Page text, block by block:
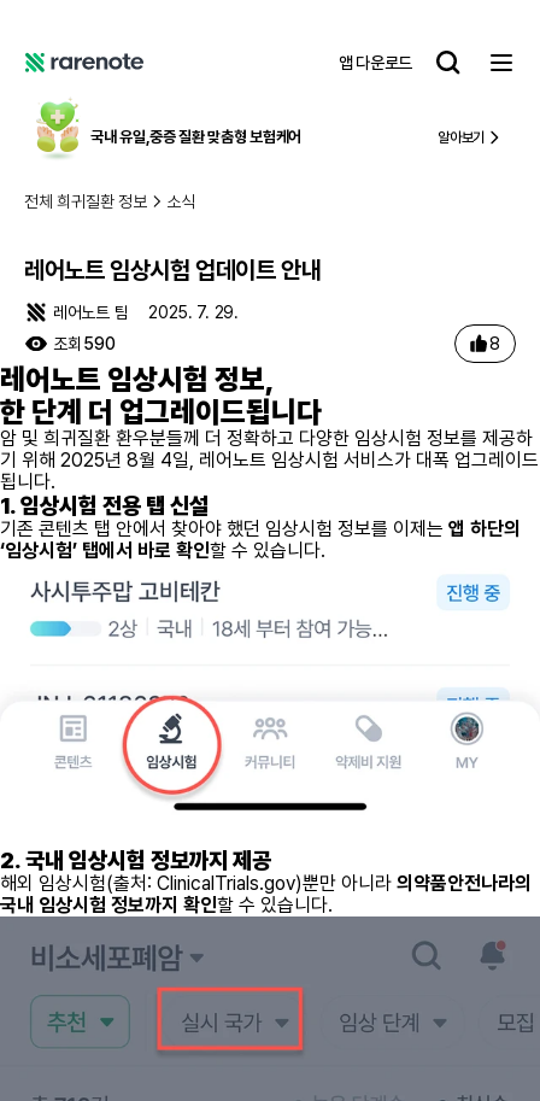
어
노
트
앱 다운로드
레
노
트
국내 유일,중증 질환 맞춤형 보험케어 알아보기
전체 희귀질환 정보 소식
레어노트 임상시험 업데이트 안내
레어노트 팀
2025. 7. 29.
조회 590 8
레어노트 임상시험 정보,
한 단계 더 업그레이드됩니다
암 및 희귀질환 환우분들께 더 정확하고 다양한 임상시험 정보를 제공하
기 위해 2025년 8월 4일, 레어노트 임상시험 서비스가 대폭 업그레이드
됩니다.
1. 임상시험 전용 탭 신설
기존 콘텐츠 탭 안에서 찾아야 했던 임상시험 정보를 이제는 앱 하단의
‘임상시험’ 탭에서 바로 확인할 수 있습니다.
2. 국내 임상시험 정보까지 제공
해외 임상시험(출처: ClinicalTrials.gov)뿐만 아니라 의약품안전나라의
국내 임상시험 정보까지 확인할 수 있습니다.